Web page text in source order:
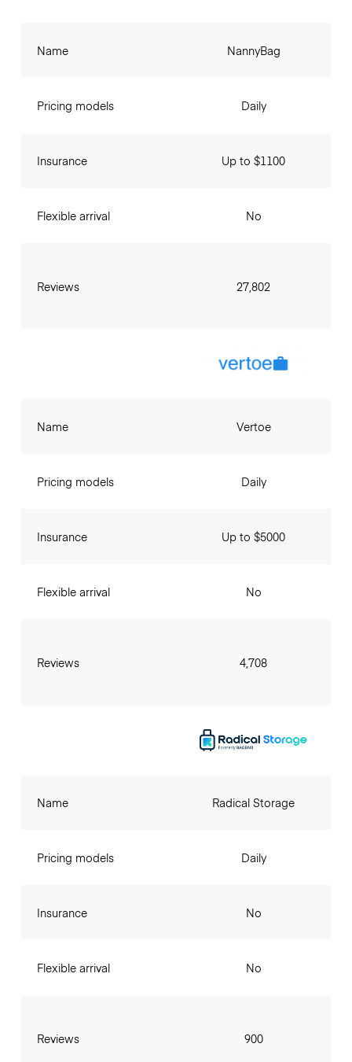
Name
Pricing models
Insurance
Flexible arrival
Reviews
NannyBag
Daily
Up to $1100
No
27,802
Name
Pricing models
Insurance
Flexible arrival
Reviews
Vertoe
Daily
Up to $5000
No
4,708
Name
Pricing models
Insurance
Flexible arrival
Reviews
Radical Storage
Daily
No
No
900